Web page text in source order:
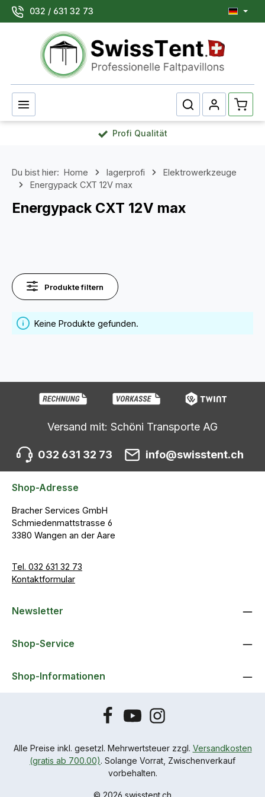
Zum Hauptinhalt springen
032 / 631 32 73
Profi Qualität
Du bist hier: Home lagerprofi
Elektrowerkzeuge
Energypack CXT 12V max
Energypack CXT 12V max
Produkte filtern
Keine Produkte gefunden.
Versand mit: Schöni Transporte AG
032 631 32 73 info@swisstent.ch
Shop-Adresse
Bracher Services GmbH
Schmiedenmattstrasse 6
3380 Wangen an der Aare
Tel. 032 631 32 73
Kontaktformular
Newsletter
Shop-Service
Shop-Informationen
Alle Preise inkl. gesetzl. Mehrwertsteuer zzgl. Versandkosten
(gratis ab 700.00). Solange Vorrat, Zwischenverkauf
vorbehalten.